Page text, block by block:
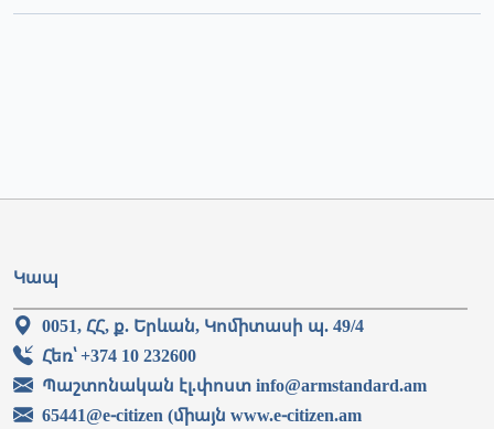
Կապ
0051, ՀՀ, ք. Երևան, Կոմիտասի պ. 49/4
Հեռ՝ +374 10 232600
Պաշտոնական էլ.փոստ info@armstandard.am
65441@e-citizen (միայն www.e-citizen.am